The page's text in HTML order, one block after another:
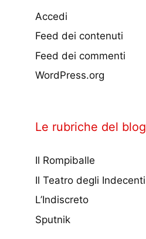
Accedi
Feed dei contenuti
Feed dei commenti
WordPress.org
Le rubriche del blog
Il Rompiballe
Il Teatro degli Indecenti
L’Indiscreto
Sputnik